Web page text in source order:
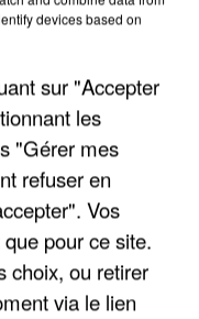
DÉROBÉES À
devices based on
sur "Accepter
les
"Gérer mes
refuser en
Vos
pour ce site.
choix, ou retirer
via le lien